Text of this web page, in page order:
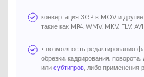
конвертация 3GP в MOV и
такие как MP4, WMV, MKV, FLV,
• возможность редактирования
обрезки, кадрирования,
илисубтитров, либо применения